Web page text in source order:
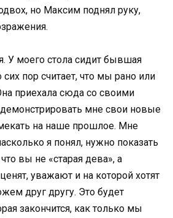
но Максим поднял руку,
У моего стола сидит бывшая
сих пор считает, что мы рано или
приехала сюда со своими
мне свои новые
на наше прошлое. Мне
я понял, нужно показать
вы не «старая дева», а
уважают и на которой хотят
друг другу. Это будет
закончится, как только мы